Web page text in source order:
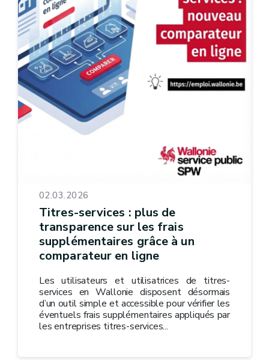
02.03.2026
Titres-services : plus de
transparence sur les frais
supplémentaires grâce à un
comparateur en ligne
Les utilisateurs et utilisatrices de titres-
services en Wallonie disposent désormais
d’un outil simple et accessible pour vérifier les
éventuels frais supplémentaires appliqués par
les entreprises titres-services...